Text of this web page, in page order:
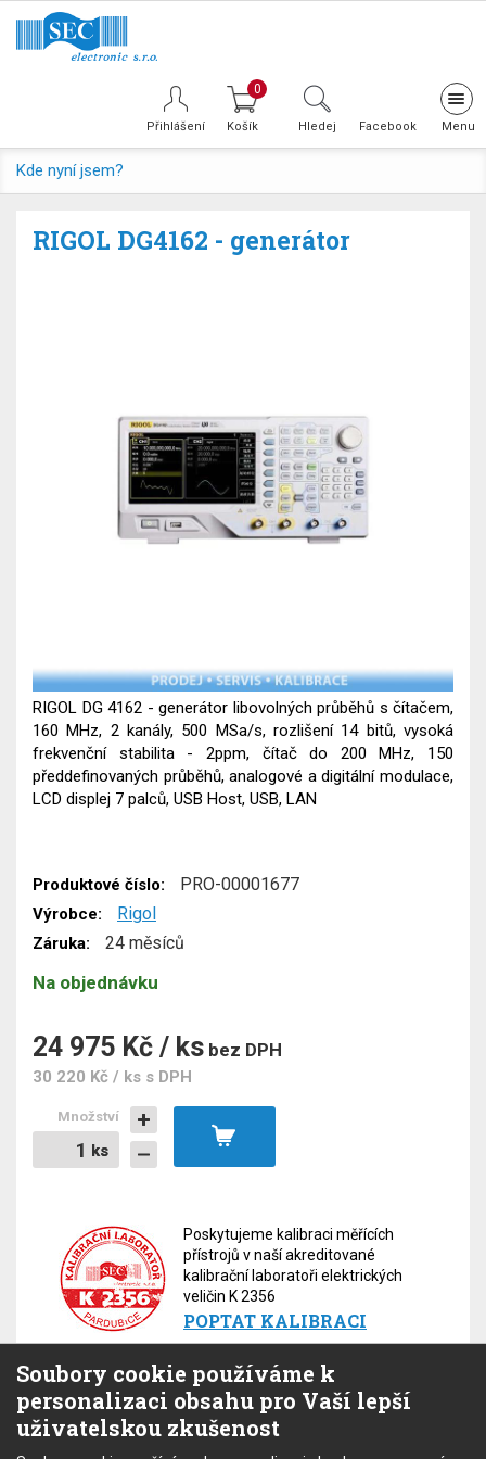
Přihlášení
0
Hledej Facebook
Kde nyní jsem?
RIGOL DG4162 - generátor
RIGOL DG 4162 - generátor libovolných průběhů s čítačem,
160 MHz, 2 kanály, 500 MSa/s, rozlišení 14 bitů, vysoká
frekvenční stabilita - 2ppm, čítač do 200 MHz, 150
předdefinovaných průběhů, analogové a digitální modulace,
LCD displej 7 palců, USB Host, USB, LAN
Produktové číslo: PRO-00001677
Výrobce: Rigol
Záruka: 24 měsíců
Na objednávku
24 975 Kč / ks bez DPH
30 220 Kč / ks s DPH
ks
Množství
ks
Poskytujeme kalibraci měřících
přístrojů v naší akreditované
kalibrační laboratoři elektrických
veličin K 2356
POPTAT KALIBRACI
Soubory
Soubory cookie používáme k
personalizaci obsahu pro Vaší lepší
uživatelskou zkušenost